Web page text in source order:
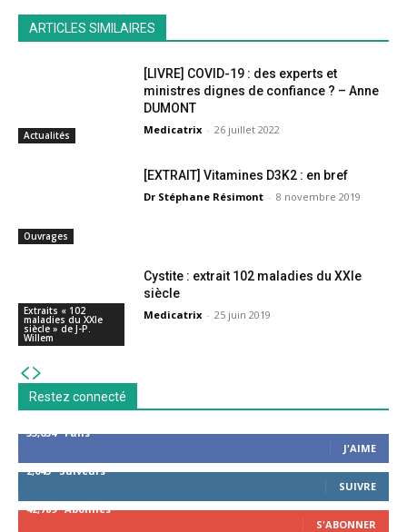
ARTICLES SIMILAIRES
Actualités
[LIVRE] COVID-19 : des experts et
ministres dignes de confiance ? – Anne
DUMONT
Medicatrix - 26 juillet 2022
Ouvrages
[EXTRAIT] Vitamines D3K2 : en bref
Dr Stéphane Résimont - 8 novembre 2019
Extraits « 102
maladies du XXIe
siècle » de J-P.
Willem
Cystite : extrait 102 maladies du XXIe
siècle
Medicatrix - 25 juin 2019
Restez connecté
53,654
Fans
J'AIME
2,043 Suiveurs
SUIVRE
42,789 Abonnés
S'ABONNER